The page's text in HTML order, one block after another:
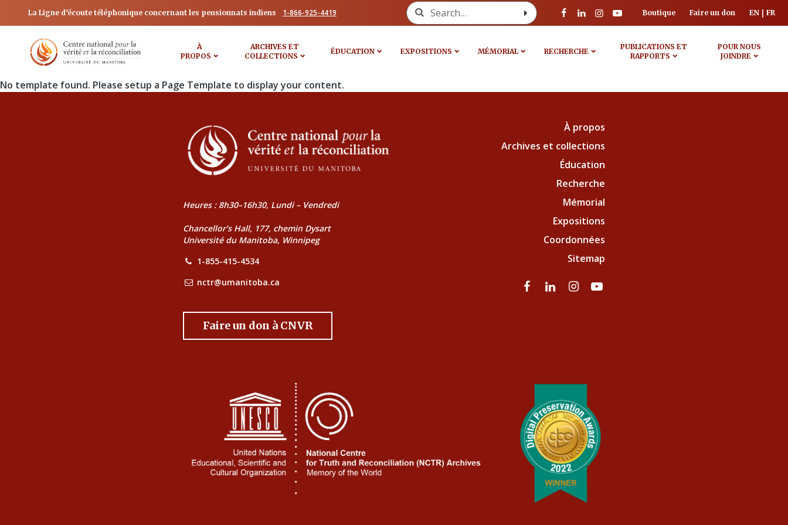
La Ligne d’écoute téléphonique concernant les pensionnats indiens 1-866-925-4419 Search for: Boutique Faire un don EN FR
À
PROPOS
ARCHIVES ET
COLLECTIONS
ÉDUCATION EXPOSITIONS MÉMORIAL RECHERCHE
PUBLICATIONS ET
RAPPORTS
POUR NOUS
JOINDRE
No template found. Please setup a Page Template to display your content.
Heures : 8h30–16h30, Lundi – Vendredi
Chancellor’s Hall, 177, chemin Dysart
Université du Manitoba, Winnipeg
1-855-415-4534
nctr@umanitoba.ca
Faire un don à CNVR
À propos
Archives et collections
Éducation
Recherche
Mémorial
Expositions
Coordonnées
Sitemap